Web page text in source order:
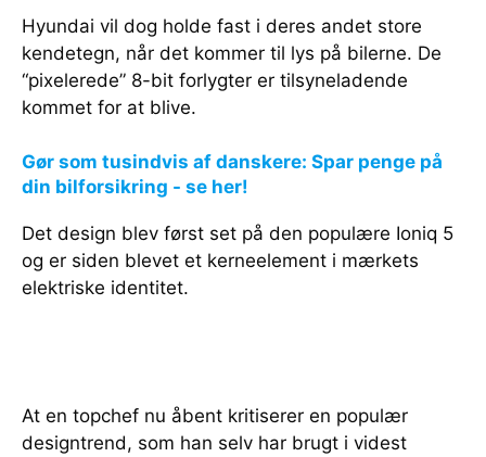
Hyundai vil dog holde fast i deres andet store
kendetegn, når det kommer til lys på bilerne. De
“pixelerede” 8-bit forlygter er tilsyneladende
kommet for at blive.
Gør som tusindvis af danskere: Spar penge på
din bilforsikring - se her!
Det design blev først set på den populære Ioniq 5
og er siden blevet et kerneelement i mærkets
elektriske identitet.
At en topchef nu åbent kritiserer en populær
designtrend, som han selv har brugt i videst